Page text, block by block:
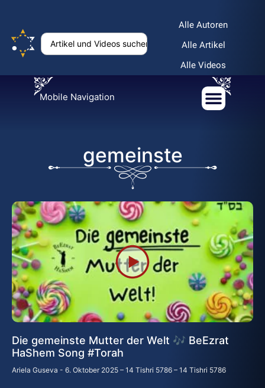
Alle Autoren
Alle Artikel
Alle Videos
Mobile Navigation
gemeinste
Die gemeinste Mutter der Welt 🎶 BeEzrat
HaShem Song #Torah
Ariela Guseva 6. Oktober 2025 – 14 Tishri 5786 – 14 Tishri 5786